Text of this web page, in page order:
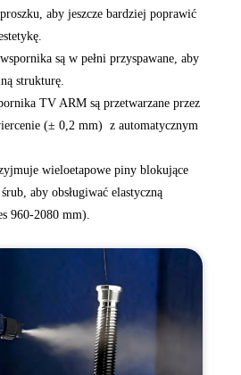
aby jeszcze bardziej poprawić
są w pełni przyspawane, aby
strukturę.
TV ARM są przetwarzane przez
(± 0,2 mm) ‌ z automatycznym
wieloetapowe piny blokujące
aby obsługiwać elastyczną
960-2080 mm).